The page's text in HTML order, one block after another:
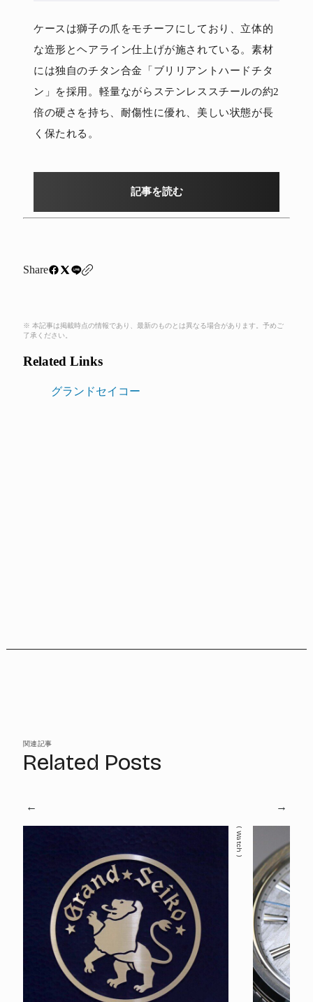
ケースは獅子の爪をモチーフにしており、立体的
な造形とヘアライン仕上げが施されている。素材
には独自のチタン合金「ブリリアントハードチタ
ン」を採用。軽量ながらステンレススチールの約2
倍の硬さを持ち、耐傷性に優れ、美しい状態が長
く保たれる。
記事を読む
Share
※ 本記事は掲載時点の情報であり、最新のものとは異なる場合があります。予めご
了承ください。
Related Links
グランドセイコー
関連記事
Related Posts
Watch